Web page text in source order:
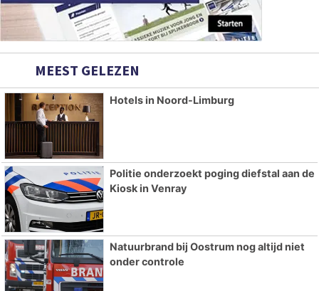
MEEST GELEZEN
Hotels in Noord-Limburg
Politie onderzoekt poging diefstal aan de
Kiosk in Venray
Natuurbrand bij Oostrum nog altijd niet
onder controle